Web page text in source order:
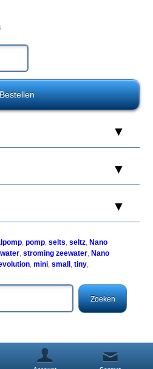
,pomp,selts,seltz, Nano
,stroming zeewater, Nano
,mini,small ,tiny,